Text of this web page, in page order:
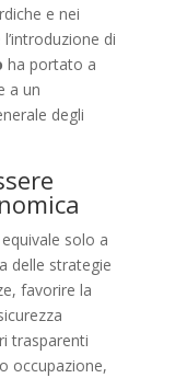
e nei
di
ha portato a
a un
degli
solo a
delle strategie
favorire la
trasparenti
occupazione,